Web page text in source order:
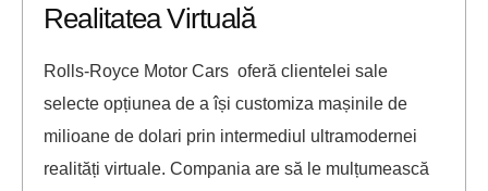
Realitatea Virtuală
Rolls-Royce Motor Cars oferă clientelei sale
selecte opțiunea de a își customiza mașinile de
milioane de dolari prin intermediul ultramodernei
realități virtuale. Compania are să le mulțumească